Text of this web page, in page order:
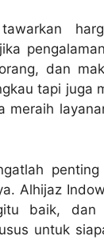
dan
tapi juga
Alhijaz
baik, dan
untuk